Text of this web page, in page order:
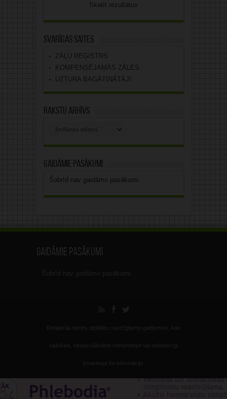
Skatīt rezultātus
Svarīgas saites
ZĀĻU REĢISTRS
KOMPENSĒJAMĀS ZĀLES
UZTURA BAGĀTINĀTĀJI
Rakstu arhīvs
Gaidāmie pasākumi
Šobrīd nav gaidāmo pasākumi.
Gaidāmie pasākumi
Šobrīd nav gaidāmo pasākumi.
Redakcija nenes atbildību sarežģījumu gadījumos, kas